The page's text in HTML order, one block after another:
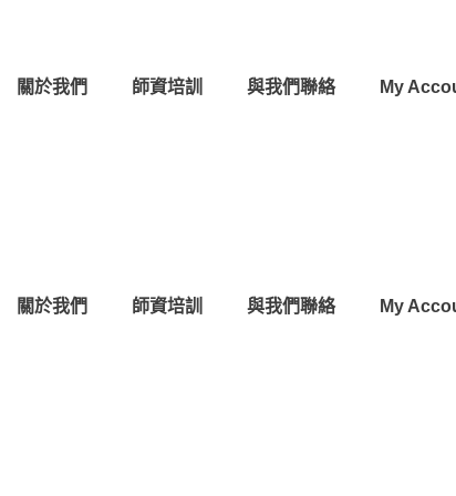
關於我們 師資培訓 與我們聯絡 My
關於我們 師資培訓 與我們聯絡 My